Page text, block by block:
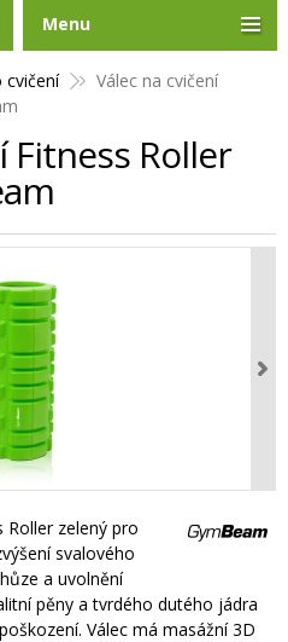
cvičení
Válec na cvičení
Fitness Roller
Roller zelený pro
svalového
a uvolnění
pěny a tvrdého dutého jádra
Válec má masážní 3D
Menu